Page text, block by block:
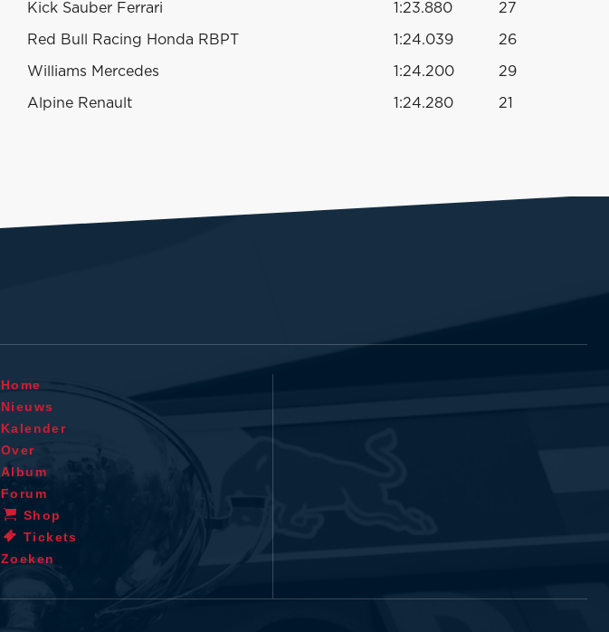
Kick Sauber Ferrari 1:23.880 27
Red Bull Racing Honda RBPT 1:24.039 26
Williams Mercedes 1:24.200 29
Alpine Renault 1:24.280 21
Home
Nieuws
Kalender
Over
Album
Forum
Shop
Tickets
Zoeken